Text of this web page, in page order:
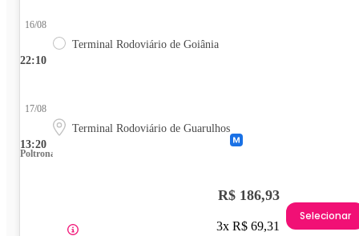
22:10
16/08
Terminal Rodoviário de Goiânia
13:20
17/08
Terminal Rodoviário de Guarulhos
Poltrona
R$ 186,93
3x R$ 69,31
Selecionar